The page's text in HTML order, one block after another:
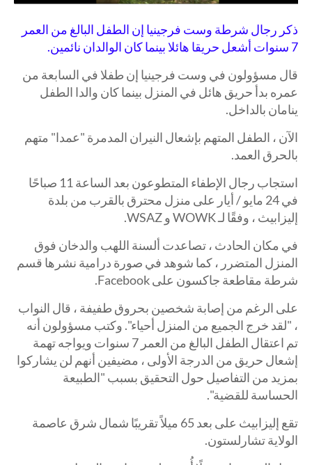
ذكر رجال شرطة وست فرجينيا إن الطفل البالغ من العمر
7 سنوات أشعل حريقا هائلا بينما كان الوالدان نائمين.
قال مسؤولون في وست فرجينيا إن طفلا في السابعة من
عمره بدأ حريق هائل في المنزل بينما كان والدا الطفل
ينامان بالداخل.
الآن ، الطفل المتهم بإشعال النيران المدمرة "عمدا" متهم
بالحرق العمد.
استجاب رجال الإطفاء المتطوعون بعد الساعة 11 صباحًا
في 24 مايو / أيار على منزل محترق بالقرب من بلدة
إليزابيث ، وفقًا لـ WOWK و WSAZ.
في مكان الحادث ، تصاعدت ألسنة اللهب والدخان فوق
المنزل المتضرر ، كما شوهد في صورة درامية نشرها قسم
شرطة مقاطعة جاكسون على Facebook.
على الرغم من إصابة شخصين بحروق طفيفة ، قال النواب
، "لقد خرج الجميع من المنزل أحياء". وكتب مسؤولون أنه
تم اعتقال الطفل البالغ من العمر 7 سنوات ويواجه تهمة
إشعال حريق من الدرجة الأولى ، مضيفين أنهم لن يشاركوا
بمزيد من التفاصيل حول التحقيق بسبب "الطبيعة
الحساسة للقضية".
تقع إليزابيث على بعد 65 ميلاً تقريبًا شمال شرق عاصمة
الولاية تشارلستون.